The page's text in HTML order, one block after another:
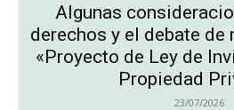
Algunas
derechos y el debate
«Proyecto de Ley de
Propiedad
23/07/2026